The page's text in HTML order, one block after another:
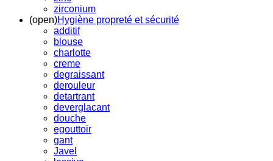
zirconium
(open)Hygiène propreté et sécurité
additif
blouse
charlotte
creme
degraissant
derouleur
detartrant
deverglacant
douche
egouttoir
gant
Javel